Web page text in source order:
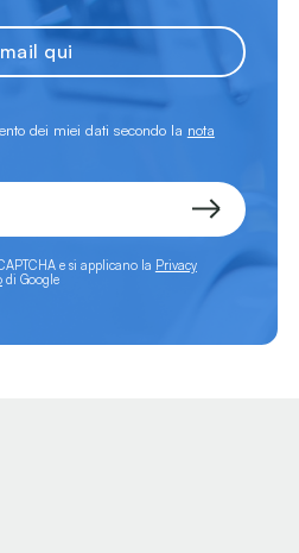
dei miei dati secondo la nota
e si applicano la Privacy
di Google